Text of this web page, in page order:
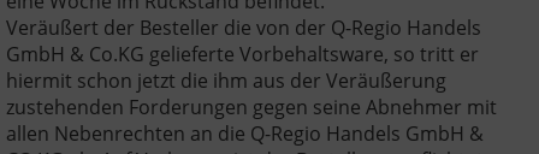
Veräußert der Besteller die von der Q-Regio Handels
GmbH & Co.KG gelieferte Vorbehaltsware, so tritt er
hiermit schon jetzt die ihm aus der Veräußerung
zustehenden Forderungen gegen seine Abnehmer mit
allen Nebenrechten an die Q-Regio Handels GmbH &